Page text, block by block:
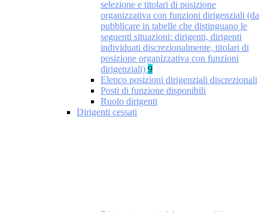
selezione e titolari di posizione
organizzativa con funzioni dirigenziali (da
pubblicare in tabelle che distinguano le
seguenti situazioni: dirigenti, dirigenti
individuati discrezionalmente, titolari di
posizione organizzativa con funzioni
dirigenziali) 9
Elenco posizioni dirigenziali discrezionali
Posti di funzione disponibili
Ruolo dirigenti
Dirigenti cessati